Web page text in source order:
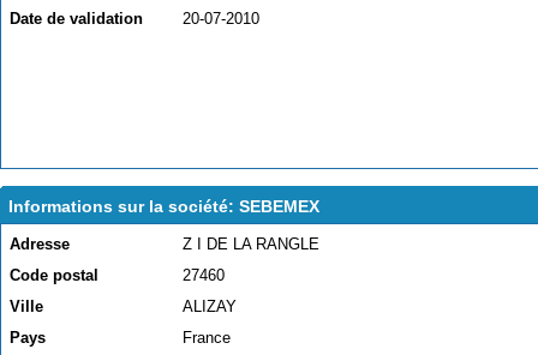
Date de validation
20-07-2010
Informations sur la société: SEBEMEX
Adresse
Z I DE LA RANGLE
Code postal
27460
Ville
ALIZAY
Pays
France